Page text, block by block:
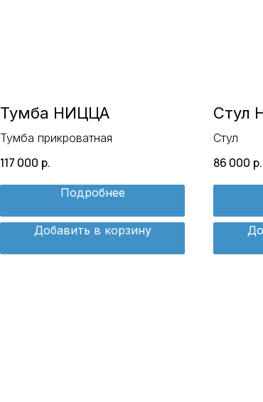
Тумба НИЦЦА
Тумба прикроватная
117 000 р.
Подробнее
Добавить в корзину
Стул
Стул
86 000 р.